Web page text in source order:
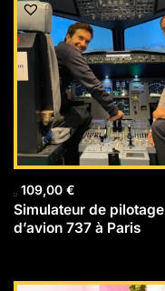
109,00 €
Simulateur de pilotage
d’avion 737 à Paris